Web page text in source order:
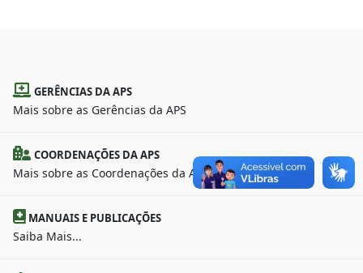
GERÊNCIAS DA APS
Mais sobre as Gerências da APS
COORDENAÇÕES DA APS
Mais sobre as Coordenações da APS
MANUAIS E PUBLICAÇÕES
Saiba Mais...